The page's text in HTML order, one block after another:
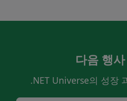
다음 행
.NET Universe의 성장